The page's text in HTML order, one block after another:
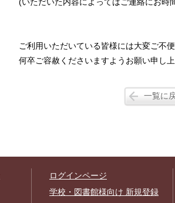
ご利用いただいている皆様には大変ご不
何卒ご容赦くださいますようお願い申し上
一覧に
ログインページ
学校・図書館様向け 新規登録